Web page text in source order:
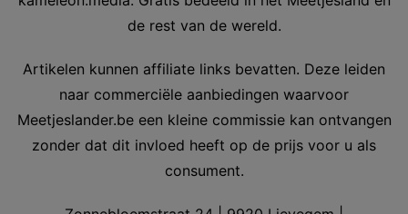
de rest van de wereld.
Artikelen kunnen affiliate links bevatten. Deze leiden
naar commerciële aanbiedingen waarvoor
Meetjeslander.be een kleine commissie kan ontvangen
zonder dat dit invloed heeft op de prijs voor u als
consument.